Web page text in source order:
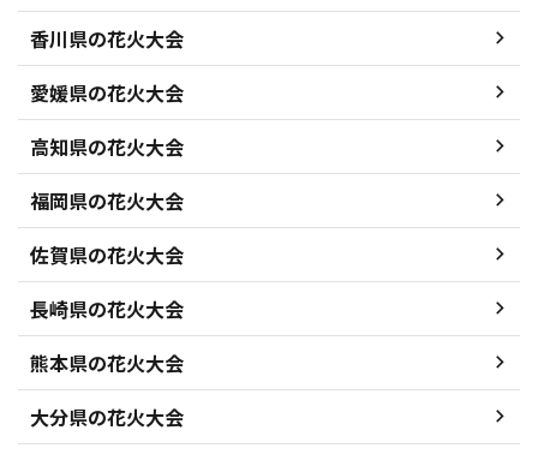
香川県の花火大会
愛媛県の花火大会
高知県の花火大会
福岡県の花火大会
佐賀県の花火大会
長崎県の花火大会
熊本県の花火大会
大分県の花火大会